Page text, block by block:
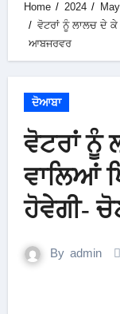
Home 2024 May
ਵੋਟਰਾਂ ਨੂੰ ਲਾਲਚ ਦੇ ਕੇ
ਆਬਜਰਵਰ
ਦੋਆਬਾ
ਵੋਟਰਾਂ ਨੂੰ
ਵਾਲਿਆਂ
ਹੋਵੇਗੀ-
By admin